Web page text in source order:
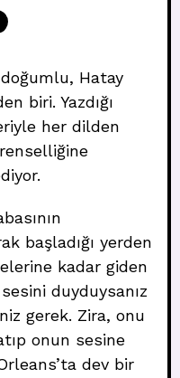
Hatay
biri. Yazdığı
her dilden
başladığı yerden
kadar giden
duyduysanız
gerek. Zira, onu
onun sesine
dev bir